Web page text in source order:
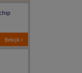
Bekijk